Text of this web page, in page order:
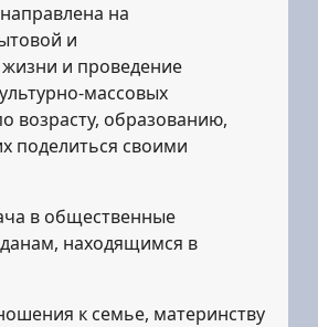
на
и
и проведение
массовых
возрасту, образованию,
поделиться своими
в общественные
находящимся в
к семье, материнству